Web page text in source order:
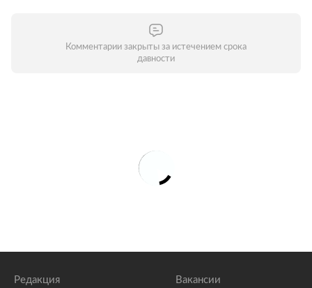
Комментарии закрыты за истечением срока
давности
Редакция Вакансии